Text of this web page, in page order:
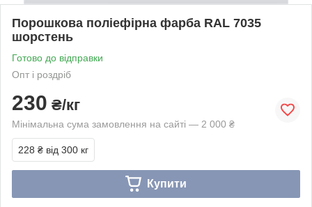
Порошкова поліефірна фарба RAL 7035
шорстень
Готово до відправки
Опт і роздріб
230 ₴/кг
Мінімальна сума замовлення на сайті — 2 000 ₴
228 ₴ від 300 кг
Купити